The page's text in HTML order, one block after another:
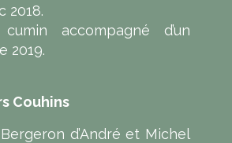
2018.
accompagné d’un
2019.
Couhins
d’André et Michel